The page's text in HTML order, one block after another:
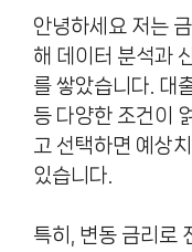
안녕하세요 저는
해 데이터 분석과
를 쌓았습니다. 대
등 다양한 조건이
고 선택하면 예상
있습니다.
특히, 변동 금리로